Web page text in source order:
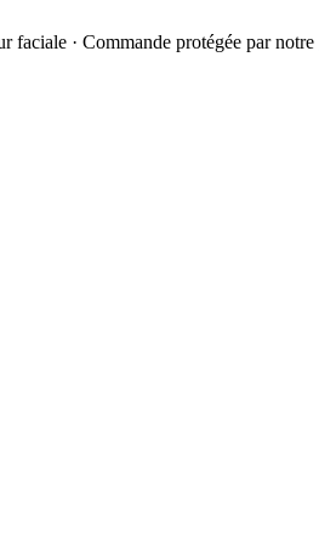
faciale · Commande protégée par notre